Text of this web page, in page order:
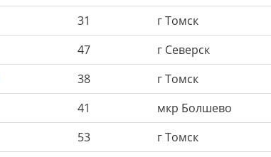
31 г Томск
47 г Северск
38 г Томск
41 мкр Болшево
53 г Томск